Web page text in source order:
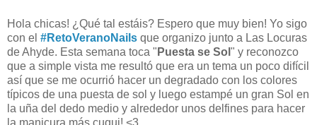
Hola chicas! ¿Qué tal estáis? Espero que muy bien! Yo sigo
con el #RetoVeranoNails que organizo junto a Las Locuras
de Ahyde. Esta semana toca " Puesta se Sol " y reconozco
que a simple vista me resultó que era un tema un poco difícil
así que se me ocurrió hacer un degradado con los colores
típicos de una puesta de sol y luego estampé un gran Sol en
la uña del dedo medio y alrededor unos delfines para hacer
la manicura más cuqui! <3